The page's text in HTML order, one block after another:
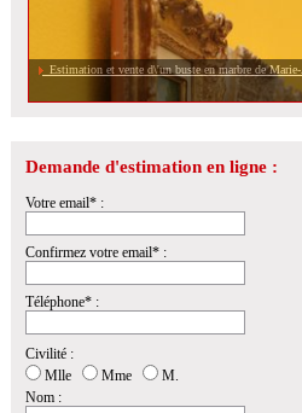
Estimation et vente d\'un buste en marbre de
Demande d'estimation en ligne :
Votre email* :
Confirmez votre email* :
Téléphone* :
Civilité :
Mlle
Mme
M.
Nom :